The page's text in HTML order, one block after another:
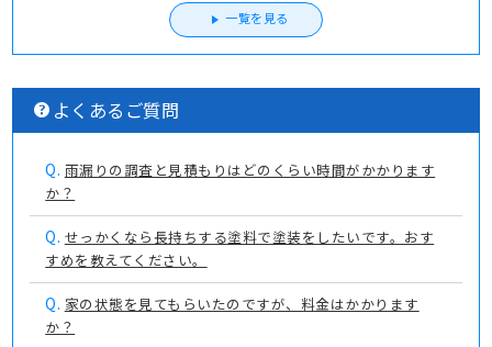
一覧を見る
よくあるご質問
Q. 雨漏りの調査と見積もりはどのくらい時間がかかります
か？
Q. せっかくなら長持ちする塗料で塗装をしたいです。おす
すめを教えてください。
Q. 家の状態を見てもらいたのですが、料金はかかります
か？